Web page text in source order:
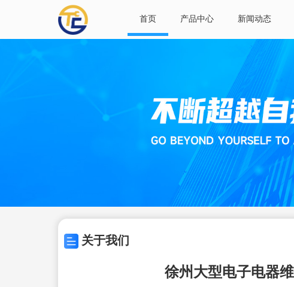
首页 产品中心 新闻动态
关于我们
徐州大型电子电器